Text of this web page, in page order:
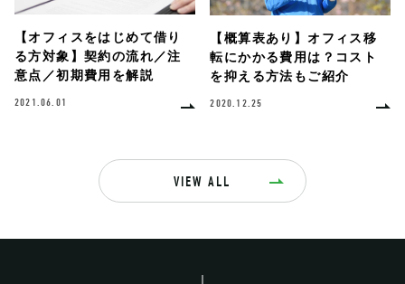
【オフィスをはじめて借り
る方対象】契約の流れ／注
意点／初期費用を解説
2021.06.01
【概算表あり】オフィス移
転にかかる費用は？コスト
を抑える方法もご紹介
2020.12.25
VIEW ALL